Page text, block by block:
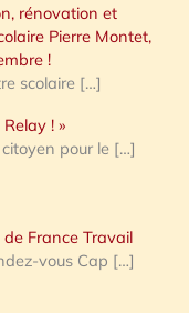
rénovation et
Pierre Montet,
!
scolaire […]
! »
pour le […]
de France Travail
vous Cap […]